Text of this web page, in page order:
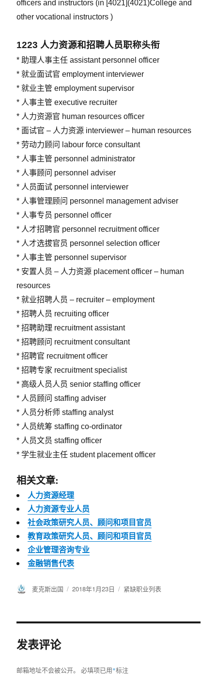
officers and instructors (in [4021](4021)College and
other vocational instructors )
1223 人力资源和招聘人员职称头衔
* 助理人事主任 assistant personnel officer
* 就业面试官 employment interviewer
* 就业主管 employment supervisor
* 人事主管 executive recruiter
* 人力资源官 human resources officer
* 面试官 – 人力资源 interviewer – human resources
* 劳动力顾问 labour force consultant
* 人事主管 personnel administrator
* 人事顾问 personnel adviser
* 人员面试 personnel interviewer
* 人事管理顾问 personnel management adviser
* 人事专员 personnel officer
* 人才招聘官 personnel recruitment officer
* 人才选拔官员 personnel selection officer
* 人事主管 personnel supervisor
* 安置人员 – 人力资源 placement officer – human
resources
* 就业招聘人员 – recruiter – employment
* 招聘人员 recruiting officer
* 招聘助理 recruitment assistant
* 招聘顾问 recruitment consultant
* 招聘官 recruitment officer
* 招聘专家 recruitment specialist
* 高级人员人员 senior staffing officer
* 人员顾问 staffing adviser
* 人员分析师 staffing analyst
* 人员统筹 staffing co-ordinator
* 人员文员 staffing officer
* 学生就业主任 student placement officer
相关文章:
人力资源经理
人力资源专业人员
社会政策研究人员、顾问和项目官员
教育政策研究人员、顾问和项目官员
企业管理咨询专业
金融销售代表
作
麦克斯出国
发
2018年1月23日
分
紧缺职业列表
发表评论
邮箱地址不会被公开。 必填项已用*标注